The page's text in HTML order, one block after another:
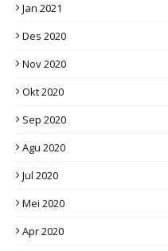
Jan 2021
Des 2020
Nov 2020
Okt 2020
Sep 2020
Agu 2020
Jul 2020
Mei 2020
Apr 2020